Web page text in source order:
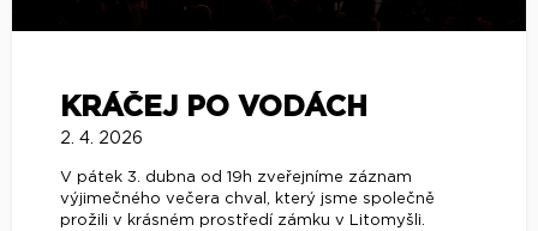
KRÁČEJ PO VODÁCH
2. 4. 2026
V pátek 3. dubna od 19h zveřejníme záznam
výjimečného večera chval, který jsme společně
prožili v krásném prostředí zámku v Litomyšli.